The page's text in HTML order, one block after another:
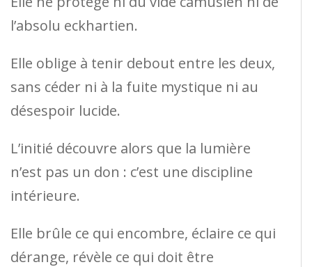
l’absolu eckhartien.
Elle oblige à tenir debout entre les deux,
sans céder ni à la fuite mystique ni au
désespoir lucide.
L’initié découvre alors que la lumière
n’est pas un don : c’est une discipline
intérieure.
Elle brûle ce qui encombre, éclaire ce qui
dérange, révèle ce qui doit être